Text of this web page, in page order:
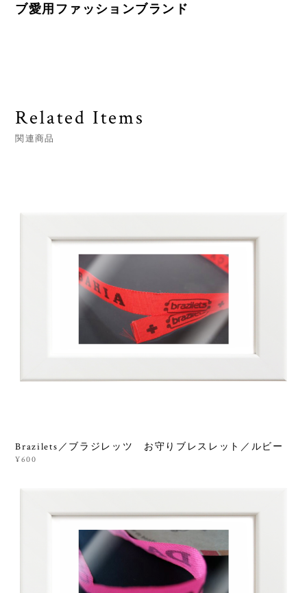
ブ愛用ファッションブランド
Related Items
関連商品
Brazilets／ブラジレッツ お守りブレスレット／ルビー
¥600